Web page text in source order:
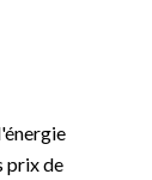
prix de